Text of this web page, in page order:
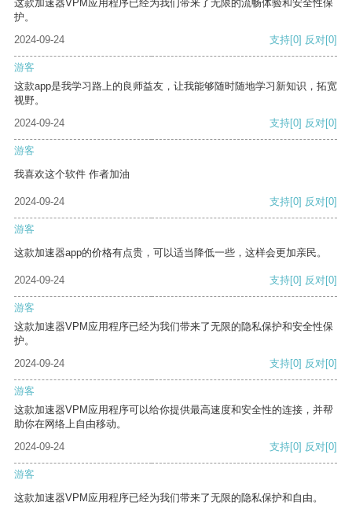
这款加速器VPM应用程序已经为我们带来了无限的流畅体验和安全性保
护。
2024-09-24
支持[0] 反对[0]
游客
这款app是我学习路上的良师益友，让我能够随时随地学习新知识，拓宽
视野。
2024-09-24
支持[0] 反对[0]
游客
我喜欢这个软件 作者加油
2024-09-24 支持[0] 反对[0]
游客
这款加速器app的价格有点贵，可以适当降低一些，这样会更加亲民。
2024-09-24 支持[0] 反对[0]
游客
这款加速器VPM应用程序已经为我们带来了无限的隐私保护和安全性保
护。
2024-09-24
支持[0] 反对[0]
游客
这款加速器VPM应用程序可以给你提供最高速度和安全性的连接，并帮
助你在网络上自由移动。
2024-09-24
支持[0] 反对[0]
游客
这款加速器VPM应用程序已经为我们带来了无限的隐私保护和自由。